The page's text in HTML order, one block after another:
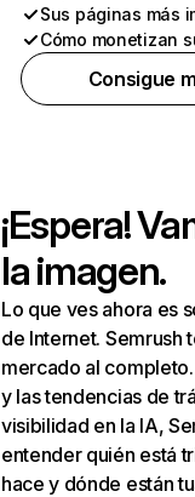
Sus páginas más
Cómo monetizan
Consigue
¡Espera!
la imagen.
Lo que ves ahora es
de Internet. Semrush
mercado al
y las tendencias de
visibilidad en la IA,
entender quién está
hace y dónde están